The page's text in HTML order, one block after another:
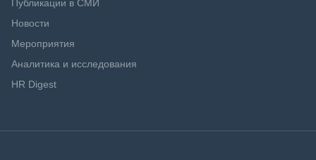
Публикации в СМИ
Новости
Мероприятия
Аналитика и исследования
HR Digest